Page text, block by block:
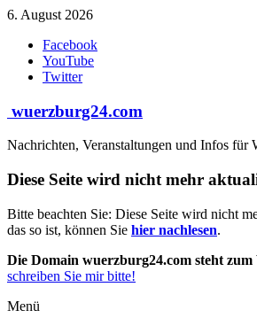
Zum
springen
6. August 2026
Facebook
YouTube
Twitter
wuerzburg24.com
Nachrichten, Veranstaltungen und Infos für
Diese Seite wird nicht mehr
Bitte beachten Sie: Diese Seite wird nicht
das so ist, können Sie hier nachlesen.
Die Domain wuerzburg24.com steht
schreiben Sie mir bitte!
Menü